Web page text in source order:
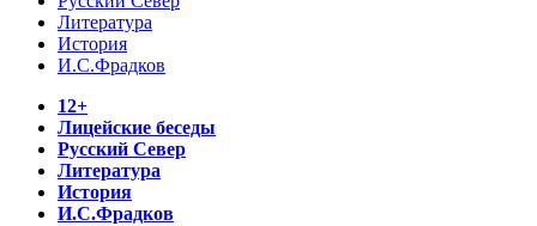
Литература
История
И.С.Фрадков
12+
Лицейские беседы
Русский Север
Литература
История
И.С.Фрадков